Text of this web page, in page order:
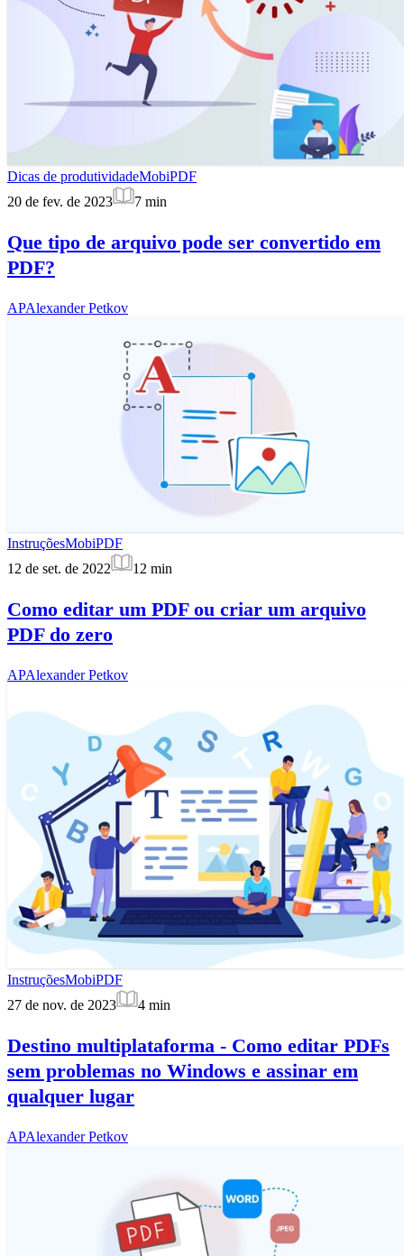
Dicas de produtividadeMobiPDF
20 de fev. de 2023
7 min
Que tipo de arquivo pode ser convertido em
PDF?
APAlexander Petkov
InstruçõesMobiPDF
12 de set. de 2022
12 min
Como editar um PDF ou criar um arquivo
PDF do zero
APAlexander Petkov
InstruçõesMobiPDF
27 de nov. de 2023
4 min
Destino multiplataforma - Como editar PDFs
sem problemas no Windows e assinar em
qualquer lugar
APAlexander Petkov